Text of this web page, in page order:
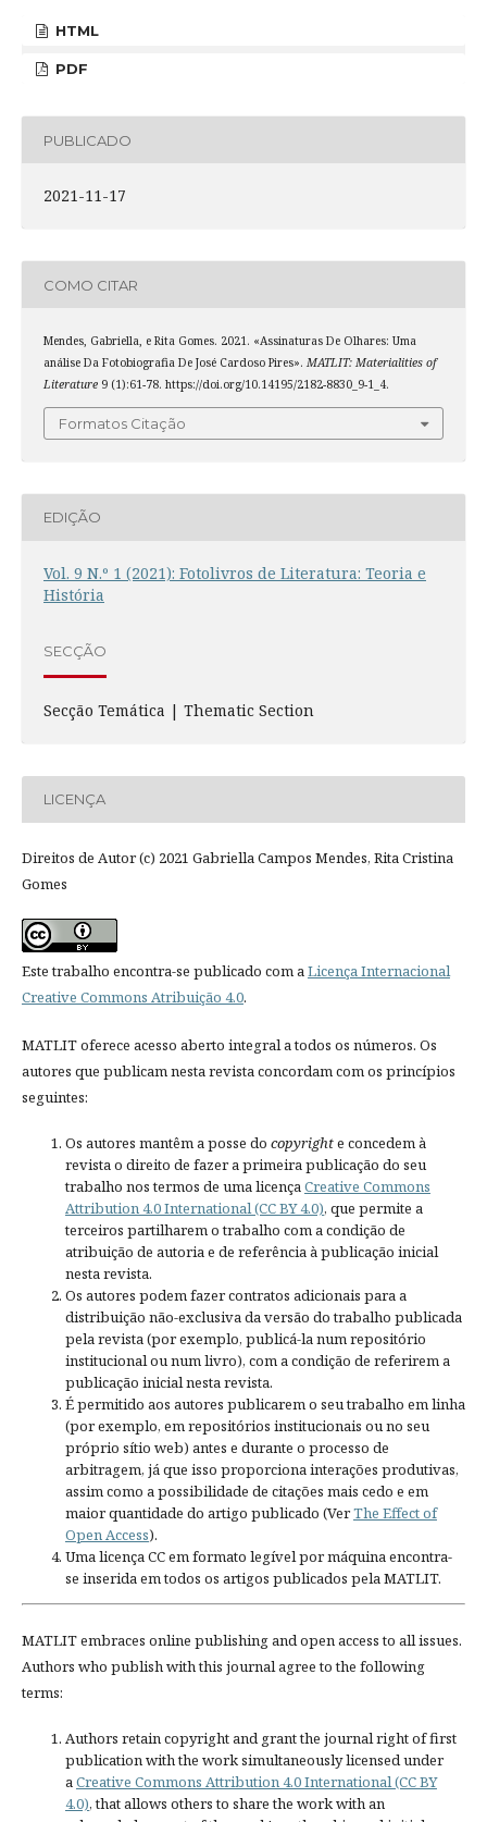
HTML
PDF
PUBLICADO
2021-11-17
COMO CITAR
Mendes, Gabriella, e Rita Gomes. 2021. «Assinaturas De Olhares: Uma
análise Da Fotobiografia De José Cardoso Pires». MATLIT: Materialities of
Literature9 (1):61-78. https://doi.org/10.14195/2182-8830_9-1_4.
Formatos Citação
EDIÇÃO
Vol. 9 N.º 1 (2021): Fotolivros de Literatura: Teoria e
História
SECÇÃO
Secção Temática | Thematic Section
LICENÇA
Direitos de Autor (c) 2021 Gabriella Campos Mendes, Rita Cristina
Gomes
Este trabalho encontra-se publicado com aLicença Internacional
Creative Commons Atribuição 4.0.
MATLIT oferece acesso aberto integral a todos os números. Os
autores que publicam nesta revista concordam com os princípios
seguintes:
Os autores mantêm a posse do copyrighte concedem à
revista o direito de fazer a primeira publicação do seu
trabalho nos termos de uma licençaCreative Commons
Attribution 4.0 International (CC BY 4.0), que permite a
terceiros partilharem o trabalho com a condição de
atribuição de autoria e de referência à publicação inicial
nesta revista.
Os autores podem fazer contratos adicionais para a
distribuição não-exclusiva da versão do trabalho publicada
pela revista (por exemplo, publicá-la num repositório
institucional ou num livro), com a condição de referirem a
publicação inicial nesta revista.
É permitido aos autores publicarem o seu trabalho em linha
(por exemplo, em repositórios institucionais ou no seu
próprio sítio web) antes e durante o processo de
arbitragem, já que isso proporciona interações produtivas,
assim como a possibilidade de citações mais cedo e em
maior quantidade do artigo publicado (VerThe Effect of
Open Access).
Uma licença CC em formato legível por máquina encontra-
se inserida em todos os artigos publicados pela MATLIT.
MATLIT embraces online publishing and open access to all issues.
Authors who publish with this journal agree to the following
terms:
Authors retain copyright and grant the journal right of first
publication with the work simultaneously licensed under
aCreative Commons Attribution 4.0 International (CC BY
4.0), that allows others to share the work with an